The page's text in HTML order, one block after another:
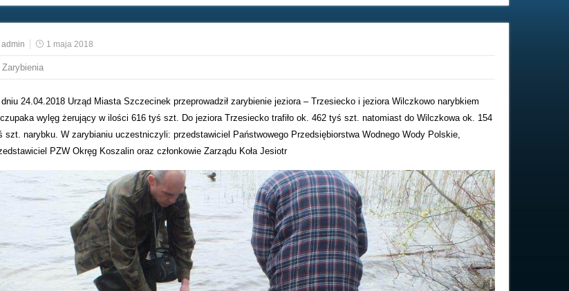
admin 1 maja 2018
Zarybienia
24.04.2018 Urząd Miasta Szczecinek przeprowadził zarybienie jeziora – Trzesiecko i jeziora Wilczkowo narybkiem
wylęg żerujący w ilości 616 tyś szt. Do jeziora Trzesiecko trafiło ok. 462 tyś szt. natomiast do Wilczkowa ok. 154
szt. narybku. W zarybianiu uczestniczyli: przedstawiciel Państwowego Przedsiębiorstwa Wodnego Wody Polskie,
PZW Okręg Koszalin oraz członkowie Zarządu Koła Jesiotr